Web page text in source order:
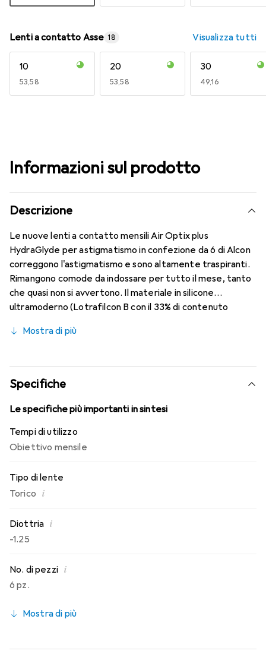
Lenti a contatto Asse 18 Visualizza tutti
10
EUR
53,58
20
EUR
53,58
30
EUR
49,16
Informazioni sul prodotto
Descrizione
Le nuove lenti a contatto mensili Air Optix plus
HydraGlyde per astigmatismo in confezione da 6 di Alcon
correggono l'astigmatismo e sono altamente traspiranti.
Rimangono comode da indossare per tutto il mese, tanto
che quasi non si avvertono. Il materiale in silicone
ultramoderno (Lotrafilcon B con il 33% di contenuto
HydraGlyde Moisture Matrix e la conosciuta tecnologia
indossabilità che conosci. Comfort e assenza di fastidi per
tutto il giorno con queste lenti mensili.
Mostra di più
Specifiche
Le specifiche più importanti in sintesi
Tempi di utilizzo
Obiettivo mensile
Tipo di lente
Torico i
Diottria i
-1.25
No. di pezzi i
6 pz.
Mostra di più